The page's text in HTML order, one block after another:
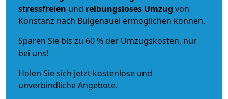
stressfreien und reibungsloses Umzug von
Konstanz nach Bülgenauel ermöglichen können.
Sparen Sie bis zu 60 % der Umzugskosten, nur
bei uns!
Holen Sie sich jetzt kostenlose und
unverbindliche Angebote.